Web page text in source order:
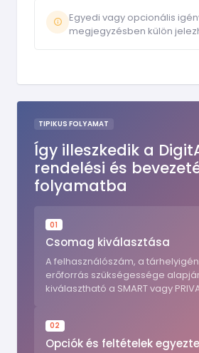
Egyedi vagy opcionális
megjegyzésben külön
TIPIKUS FOLYAMAT
Így illeszkedik a
rendelési és
folyamatba
01
Csomag kiválasztása
A felhasználószám, a
erőforrás szükségessége
kiválasztható a SMART vagy
02
Opciók és feltételek